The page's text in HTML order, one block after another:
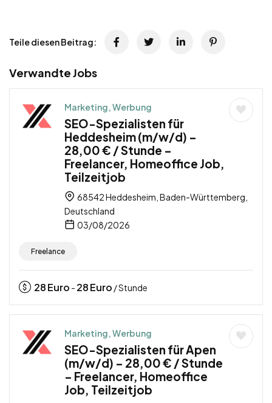
Teile diesen Beitrag:
Verwandte Jobs
Marketing, Werbung
SEO-Spezialisten für
Heddesheim (m/w/d) –
28,00 € / Stunde –
Freelancer, Homeoffice Job,
Teilzeitjob
68542 Heddesheim, Baden-Württemberg,
Deutschland
03/08/2026
Freelance
28Euro - 28Euro / Stunde
Marketing, Werbung
SEO-Spezialisten für Apen
(m/w/d) – 28,00 € / Stunde
– Freelancer, Homeoffice
Job, Teilzeitjob